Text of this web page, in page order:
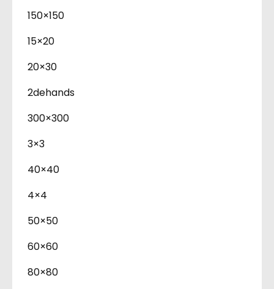
150×150
15×20
20×30
2dehands
300×300
3×3
40×40
4×4
50×50
60×60
80×80